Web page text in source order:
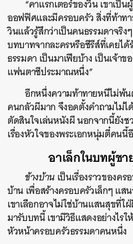
“คาแรกเตอร์ของวิน เขาเป็
ออฟฟิศและมีครอบครัว สิ่งที่ท้าท
วินแล้วรู้สึกว่าเป็นคนธรรมดาจริงๆ
บทบาทจากละครหรือซีรีส์ที่เคยไ
ธรรมดา เป็นมาเฟียบ้าง เป็นเจ้า
แฟนตาซีประมาณหนึ่ง”
อีกหนึ่งความท้าทายหนีไม่พ้
คนกลัวผีมาก จึงอดตั้งคำถามไม่ไ
ตัดสินใจเล่นหนังผี นอกจากนี้ยังช
เรื่องหัวใจของพระเอกหนุ่มตี๋คนนี้
อาเล็กในบทผู้ชา
ข้างบ้านเป็นเรื่องราวของค
บ้าน เพื่อสร้างครอบครัวเล็กๆ แ
เขาเลือกอาจไม่ใช่บ้านแสนสุขที่ใ
มารับบทนี้ เขามีวิธีแสดงอย่างไรใ
หัวหน้าครอบครัวธรรมดาคนหนึ่ง